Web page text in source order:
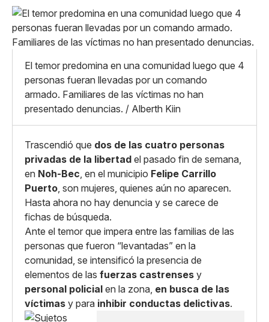
Linkedin
X
Copiar enlace
Pequeño
Mediano
Grande
El temor predomina en una comunidad luego que 4
personas fueran llevadas por un comando
armado. Familiares de las víctimas no han
presentado denuncias. / Alberth Kiin
Trascendió que dos de las cuatro personas
privadas de la libertad el pasado fin de semana,
en Noh-Bec, en el municipio Felipe Carrillo
Puerto, son mujeres, quienes aún no aparecen.
Hasta ahora no hay denuncia y se carece de
fichas de búsqueda.
Ante el temor que impera entre las familias de las
personas que fueron “levantadas” en la
comunidad, se intensificó la presencia de
elementos de las fuerzas castrenses y
personal policial en la zona, en busca de las
víctimas y para inhibir conductas delictivas.